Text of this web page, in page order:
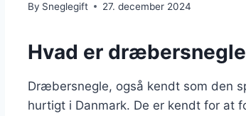
By Sneglegift 27. december 2024
Hvad er
Dræbersnegle, også kendt som den
hurtigt i Danmark. De er kendt for at